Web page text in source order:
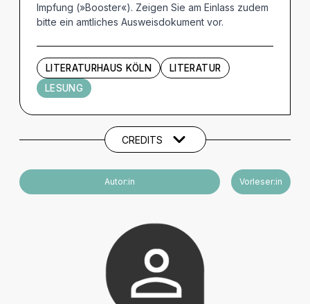
Impfung (»Booster«). Zeigen Sie am Einlass zudem
bitte ein amtliches Ausweisdokument vor.
LITERATURHAUS KÖLN
LITERATUR
LESUNG
Künstler und Beteiligte
CREDITS
Autor:in Vorleser:in